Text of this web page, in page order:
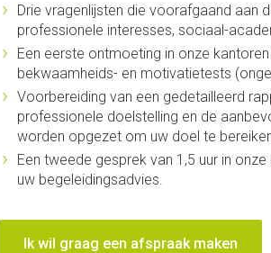
Drie vragenlijsten die voorafgaand aan
professionele interesses, sociaal-
Een eerste ontmoeting in onze
bekwaamheids- en motivatietests
Voorbereiding van een gedetailleerd
professionele doelstelling en de
worden opgezet om uw doel te
Een tweede gesprek van 1,5 uur in
uw begeleidingsadvies.
Ik wil graag een afspraak maken